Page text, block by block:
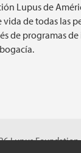
Lupus de
de todas las
de programas
Lupus